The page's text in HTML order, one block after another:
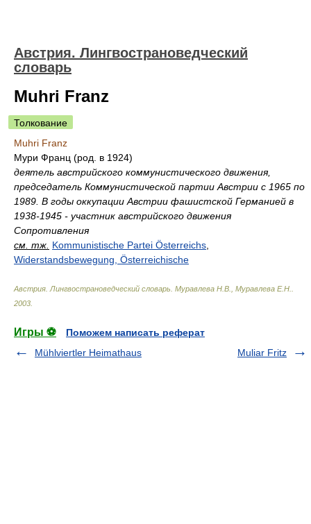
Австрия. Лингвострановедческий
словарь
Muhri Franz
Толкование
Muhri Franz
Мури Франц (род. в 1924)
деятель австрийского коммунистического движения,
председатель Коммунистической партии Австрии с 1965 по
1989. В годы оккупации Австрии фашистской Германией в
1938-1945 - участник австрийского движения
Сопротивления
см. тж. Kommunistische Partei Österreichs
Widerstandsbewegung, Österreichische
Австрия. Лингвострановедческий словарь Муравлева Н.В., Муравлева Е.Н.
2003
Игры ⚽
Поможем написать реферат
Mühlviertler Heimathaus
Muliar Fritz